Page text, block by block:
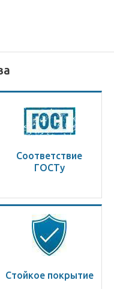
Соответствие
ГОСТу
Стойкое покрытие